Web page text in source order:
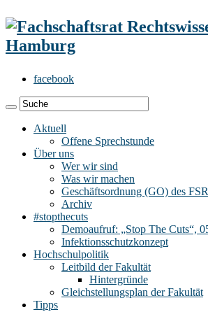
facebook
Aktuell
Offene Sprechstunde
Über uns
Wer wir sind
Was wir machen
Geschäftsordnung (GO) des FSR
Archiv
#stopthecuts
Demoaufruf: „Stop The Cuts“,
Infektionsschutzkonzept
Hochschulpolitik
Leitbild der Fakultät
Hintergründe
Gleichstellungsplan der Fakultät
Tipps